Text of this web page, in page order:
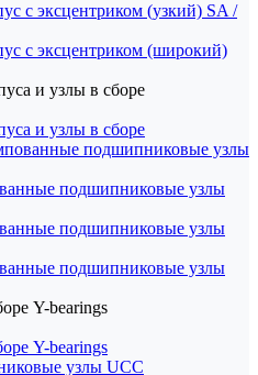
с эксцентриком (узкий) SA /
с эксцентриком (широкий)
и узлы в сборе
и узлы в сборе
подшипниковые узлы
подшипниковые узлы
подшипниковые узлы
подшипниковые узлы
Y-bearings
Y-bearings
узлы UCC